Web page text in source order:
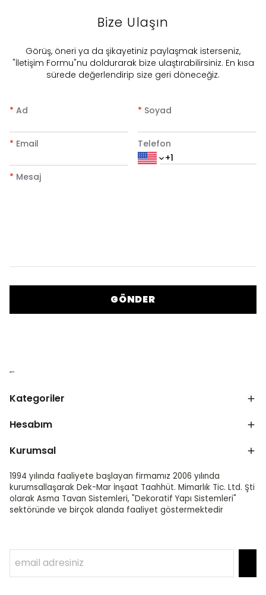
Bize Ulaşın
​Görüş, öneri ya da şikayetiniz paylaşmak isterseniz,
"İletişim Formu"nu doldurarak bize ulaştırabilirsiniz. En kısa
sürede değerlendirip size geri döneceğiz.
* Ad * Soyad
* Email Telefon
* Mesaj
GÖNDER
Kategoriler
Hesabım
Kurumsal
1994 yılında faaliyete başlayan firmamız 2006 yılında
kurumsallaşarak Dek-Mar İnşaat Taahhüt. Mimarlık Tic. Ltd. Şti
olarak Asma Tavan Sistemleri, "Dekoratif Yapı Sistemleri"
sektöründe ve birçok alanda faaliyet göstermektedir